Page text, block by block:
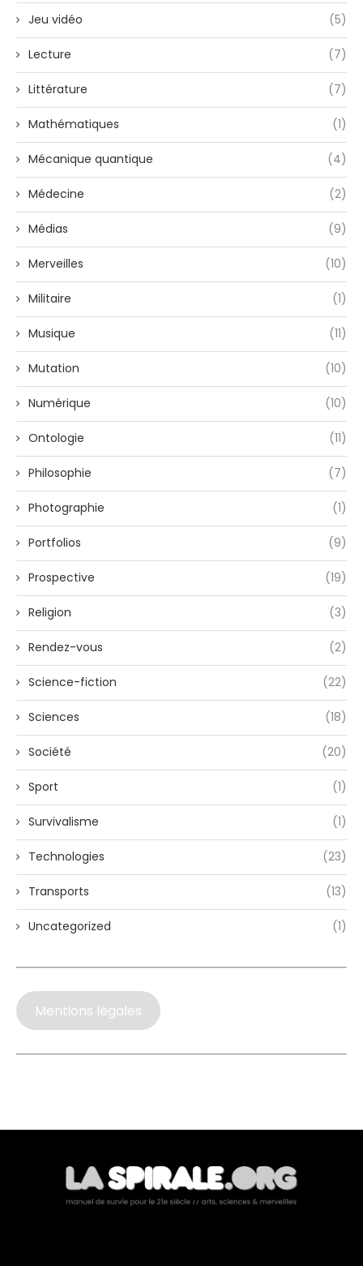
Jeu vidéo (5)
Lecture (7)
Littérature (7)
Mathématiques (1)
Mécanique quantique (4)
Médecine (2)
Médias (9)
Merveilles (10)
Militaire (1)
Musique (11)
Mutation (10)
Numérique (10)
Ontologie (11)
Philosophie (7)
Photographie (1)
Portfolios (9)
Prospective (19)
Religion (3)
Rendez-vous (2)
Science-fiction (22)
Sciences (18)
Société (20)
Sport (1)
Survivalisme (1)
Technologies (23)
Transports (13)
Uncategorized (1)
Mentions légales